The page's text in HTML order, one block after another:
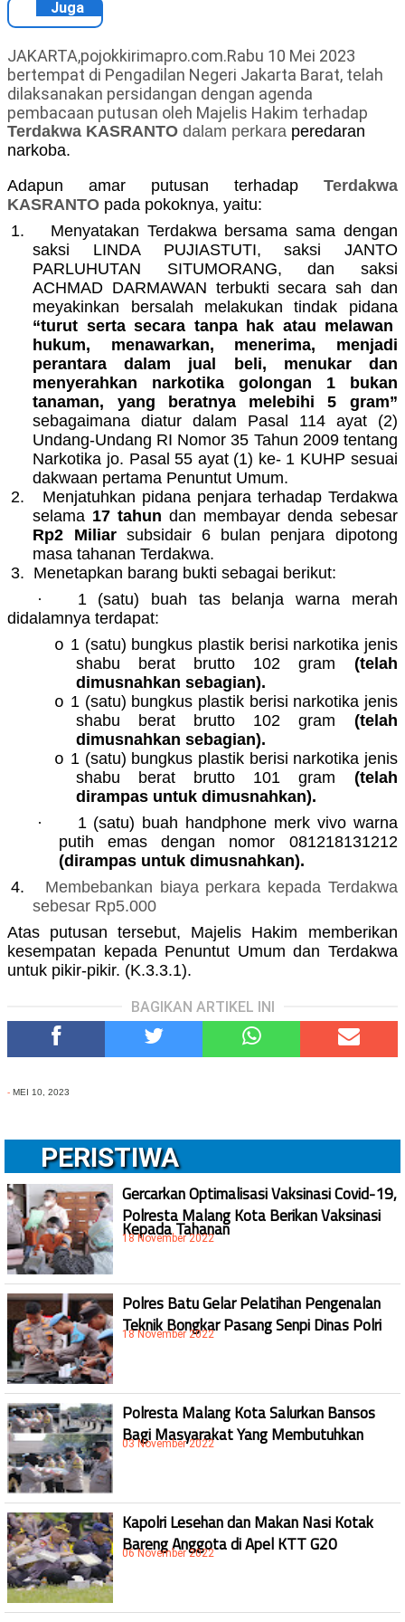
Juga
JAKARTA,pojokkirimapro.com.Rabu 10 Mei 2023
bertempat di Pengadilan Negeri Jakarta Barat, telah
dilaksanakan persidangan dengan agenda
pembacaan putusan oleh Majelis Hakim terhadap
Terdakwa KASRANTO dalam perkara peredaran
narkoba.
Adapun amar putusan terhadap Terdakwa
KASRANTO pada pokoknya, yaitu:
1.
Menyatakan Terdakwa bersama sama dengan
saksi LINDA PUJIASTUTI, saksi JANTO
PARLUHUTAN SITUMORANG, dan saksi
ACHMAD DARMAWAN terbukti secara sah dan
meyakinkan bersalah melakukan tindak pidana
“turut serta secara tanpa hak atau melawan
hukum, menawarkan, menerima, menjadi
perantara dalam jual beli, menukar dan
menyerahkan narkotika golongan 1 bukan
tanaman, yang beratnya melebihi 5 gram”
sebagaimana diatur dalam Pasal 114 ayat (2)
Undang-Undang RI Nomor 35 Tahun 2009 tentang
Narkotika jo. Pasal 55 ayat (1) ke- 1 KUHP sesuai
dakwaan pertama Penuntut Umum.
2.
Menjatuhkan pidana penjara terhadap Terdakwa
selama 17 tahun dan membayar denda sebesar
Rp2 Miliar subsidair 6 bulan penjara dipotong
masa tahanan Terdakwa.
3. Menetapkan barang bukti sebagai berikut:
·
1 (satu) buah tas belanja warna merah
didalamnya terdapat:
o 1 (satu) bungkus plastik berisi narkotika jenis
shabu berat brutto 102 gram (telah
dimusnahkan sebagian).
o 1 (satu) bungkus plastik berisi narkotika jenis
shabu berat brutto 102 gram (telah
dimusnahkan sebagian).
o 1 (satu) bungkus plastik berisi narkotika jenis
shabu berat brutto 101 gram (telah
dirampas untuk dimusnahkan).
·
1 (satu) buah handphone merk vivo warna
putih emas dengan nomor 081218131212
(dirampas untuk dimusnahkan).
4.
Membebankan biaya perkara kepada Terdakwa
sebesar Rp5.000
Atas putusan tersebut, Majelis Hakim memberikan
kesempatan kepada Penuntut Umum dan Terdakwa
untuk pikir-pikir. (K.3.3.1).
BAGIKAN ARTIKEL INI
- MEI 10, 2023
PERISTIWA
Gercarkan Optimalisasi Vaksinasi Covid-19,
Polresta Malang Kota Berikan Vaksinasi
Kepada Tahanan
18 November 2022
Polres Batu Gelar Pelatihan Pengenalan
Teknik Bongkar Pasang Senpi Dinas Polri
18 November 2022
Polresta Malang Kota Salurkan Bansos
Bagi Masyarakat Yang Membutuhkan
03 November 2022
Kapolri Lesehan dan Makan Nasi Kotak
Bareng Anggota di Apel KTT G20
06 November 2022